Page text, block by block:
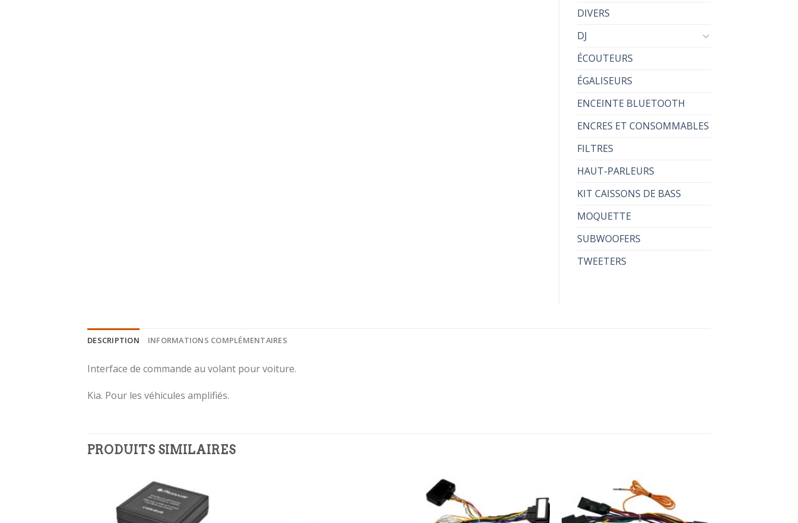
DIVERS
DJ
ÉCOUTEURS
ÉGALISEURS
ENCEINTE BLUETOOTH
ENCRES ET CONSOMMABLES
FILTRES
HAUT-PARLEURS
KIT CAISSONS DE BASS
MOQUETTE
SUBWOOFERS
TWEETERS
DESCRIPTION INFORMATIONS COMPLÉMENTAIRES
Interface de commande au volant pour voiture.
Kia. Pour les véhicules amplifiés.
PRODUITS SIMILAIRES